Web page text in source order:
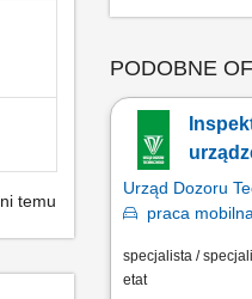
temu
PODOBNE
Urząd Dozoru
praca mobilna
specjalista /
etat